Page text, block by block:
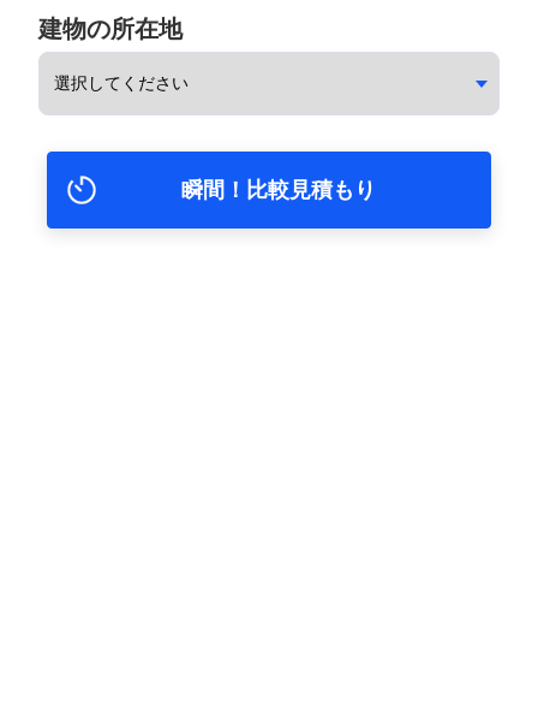
建物の所在地
瞬間！比較見積もり